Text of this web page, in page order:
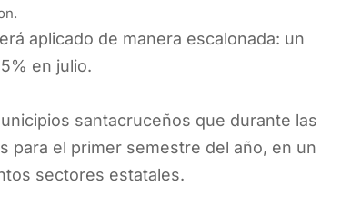
aplicado de manera escalonada: un
en julio.
santacruceños que durante las
para el primer semestre del año, en un
sectores estatales.